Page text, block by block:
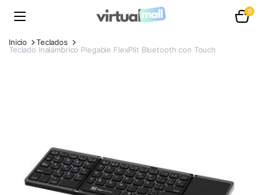
0
Inicio
Teclados
Teclado Inalámbrico Plegable FlexPlit Bluetooth con Touch